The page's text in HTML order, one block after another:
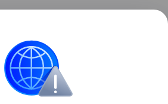
сожалеет о том, что не
Новости